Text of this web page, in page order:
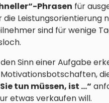
Phrasen für
Leistungsorientierung
sind für wenige
Sinn einer Aufgabe
tun müssen, ist …“
etwas verkaufen will.